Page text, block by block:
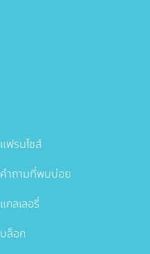
แฟรนไชส์
คำถามที่พบบ่อย
แกลเลอรี่
บล็อก